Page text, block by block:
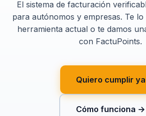
El sistema de facturación
para autónomos y empresas. Te
herramienta actual o te damos
con FactuPoints.
Quiero cumplir ya
Cómo funciona →